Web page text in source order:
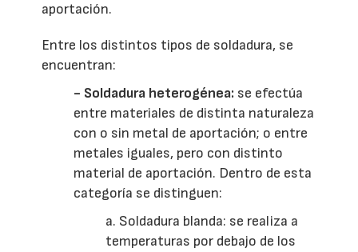
aportación.
Entre los distintos tipos de soldadura, se
encuentran:
- Soldadura heterogénea: se efectúa
entre materiales de distinta naturaleza
con o sin metal de aportación; o entre
metales iguales, pero con distinto
material de aportación. Dentro de esta
categoría se distinguen:
a. Soldadura blanda: se realiza a
temperaturas por debajo de los